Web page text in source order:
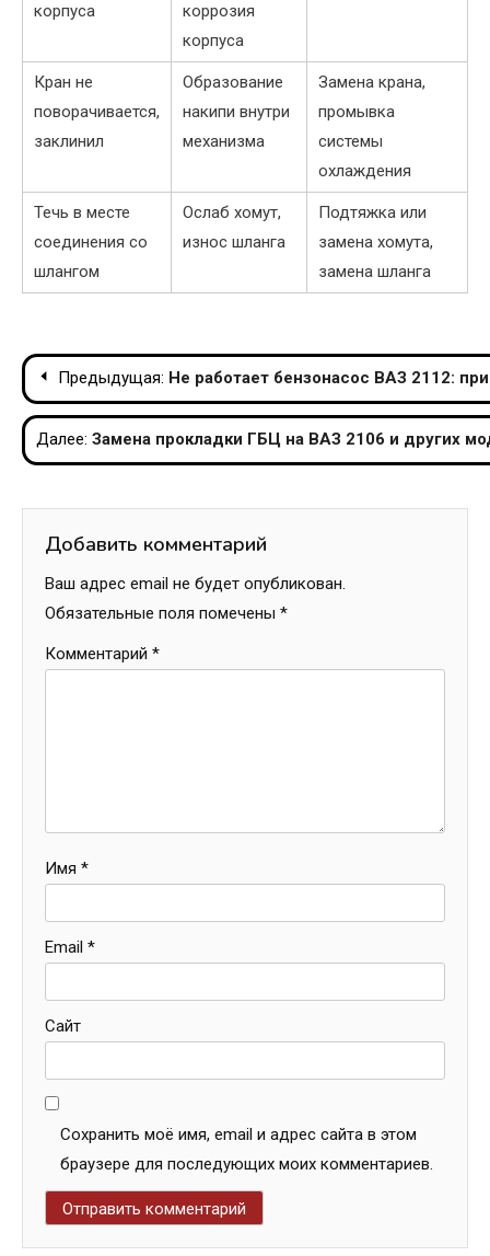
корпуса
коррозия
корпуса
Кран не
поворачивается,
заклинил
Образование
накипи внутри
механизма
Замена крана,
промывка
системы
охлаждения
Течь в месте
соединения со
шлангом
Ослаб хомут,
износ шланга
Подтяжка или
замена хомута,
замена шланга
Навигация
по
записям
Предыдущая: Не работает бензонасос ВАЗ 2112:
Далее: Замена прокладки ГБЦ на ВАЗ 2106 и других
Добавить комментарий
Ваш адрес email не будет опубликован.
Обязательные поля помечены *
Комментарий *
Имя *
Email *
Сайт
Сохранить моё имя, email и адрес сайта в этом
браузере для последующих моих комментариев.